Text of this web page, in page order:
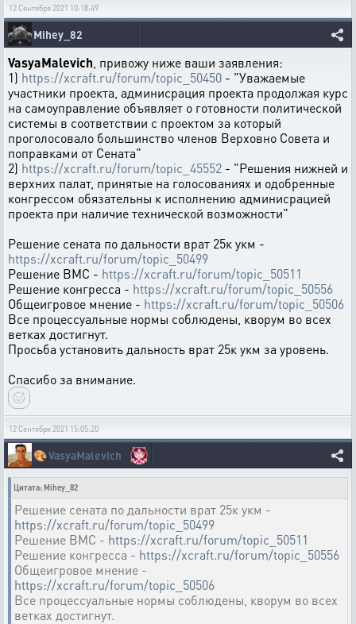
12 Сентября 2021 10:18:49
Mihey_82
VasyaMalevich , привожу ниже ваши заявления:
1) https://xcraft.ru/forum/topic_50450 - "Уважаемые
участники проекта, админисрация проекта продолжая курс
на самоуправление объявляет о готовности политической
системы в соответствии с проектом за который
проголосовало большинство членов Верховно Совета и
поправками от Сената"
2) https://xcraft.ru/forum/topic_45552 - "Решения нижней и
верхних палат, принятые на голосованиях и одобренные
конгрессом обязательны к исполнению админисрацией
проекта при наличие технической возможности"
Решение сената по дальности врат 25к укм -
https://xcraft.ru/forum/topic_50499
Решение ВМС - https://xcraft.ru/forum/topic_50511
Решение конгресса - https://xcraft.ru/forum/topic_50556
Общеигровое мнение - https://xcraft.ru/forum/topic_50506
Все процессуальные нормы соблюдены, кворум во всех
ветках достигнут.
Просьба установить дальность врат 25к укм за уровень.
Спасибо за внимание.
12 Сентября 2021 15:05:20
🎨VasyaMalevich
Цитата: Mihey_82
Решение сената по дальности врат 25к укм -
https://xcraft.ru/forum/topic_50499
Решение ВМС - https://xcraft.ru/forum/topic_50511
Решение конгресса - https://xcraft.ru/forum/topic_50556
Общеигровое мнение -
https://xcraft.ru/forum/topic_50506
Все процессуальные нормы соблюдены, кворум во всех
ветках достигнут.